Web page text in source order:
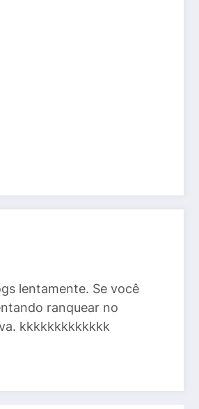
lentamente. Se você
ranquear no
kkkkkkkkkkkkk